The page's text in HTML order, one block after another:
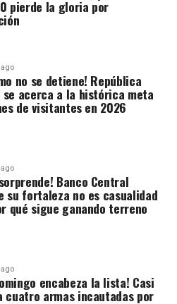
pierde la gloria por
no se detiene! República
se acerca a la histórica meta
de visitantes en 2026
Banco Central
su fortaleza no es casualidad
qué sigue ganando terreno
encabeza la lista! Casi
cuatro armas incautadas por